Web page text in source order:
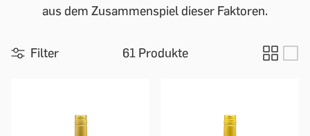
aus dem Zusammenspiel dieser Faktoren.
Filter 61 Produkte